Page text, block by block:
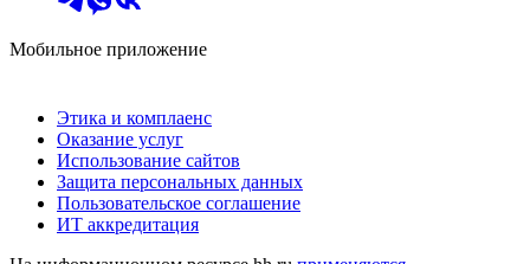
Мобильное приложение
Этика и комплаенс
Оказание услуг
Использование сайтов
Защита персональных данных
Пользовательское соглашение
ИТ аккредитация